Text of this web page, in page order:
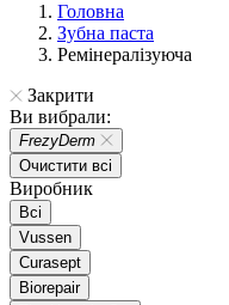
Головна
Зубна паста
Ремінералізуюча
Закрити
Ви вибрали:
FrezyDerm
Очистити всі
Виробник
Всі
Vussen
Curasept
Biorepair